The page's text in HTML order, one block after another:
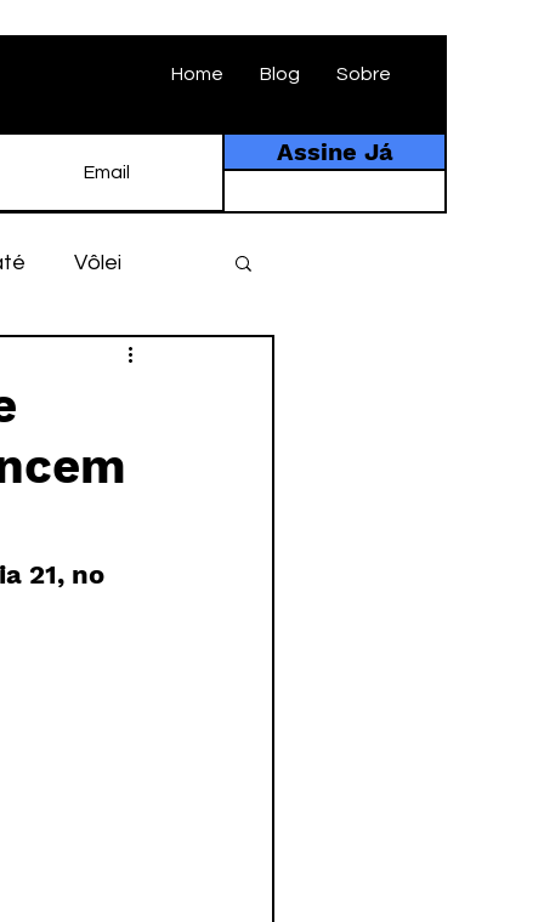
Home Blog Sobre
Assine Já
Vôlei
História
amador
21, no